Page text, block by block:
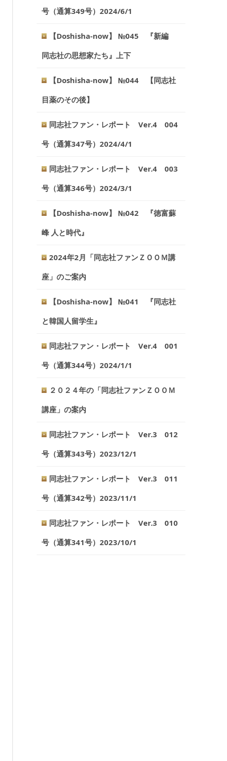
号（通算349号）2024/6/1
【Doshisha-now】 №045 『新編
同志社の思想家たち』上下
【Doshisha-now】 №044 【同志社
目薬のその後】
同志社ファン・レポート Ver.4 004
号（通算347号）2024/4/1
同志社ファン・レポート Ver.4 003
号（通算346号）2024/3/1
【Doshisha-now】 №042 『徳富蘇
峰 人と時代』
2024年2月「同志社ファンＺＯＯＭ講
座」のご案内
【Doshisha-now】 №041 『同志社
と韓国人留学生』
同志社ファン・レポート Ver.4 001
号（通算344号）2024/1/1
２０２４年の「同志社ファンＺＯＯＭ
講座」の案内
同志社ファン・レポート Ver.3 012
号（通算343号）2023/12/1
同志社ファン・レポート Ver.3 011
号（通算342号）2023/11/1
同志社ファン・レポート Ver.3 010
号（通算341号）2023/10/1